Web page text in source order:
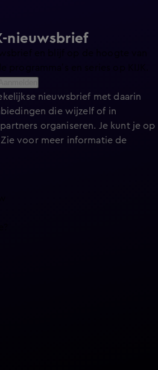
nieuwsbrief
en blijf op de hoogte van
nieuwsbrief met daarin
die wijzelf of in
organiseren. Je kunt je op
voor meer informatie de